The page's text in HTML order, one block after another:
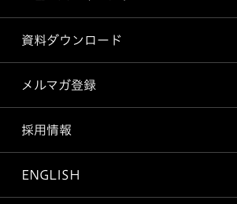
資料ダウンロード
メルマガ登録
採用情報
ENGLISH